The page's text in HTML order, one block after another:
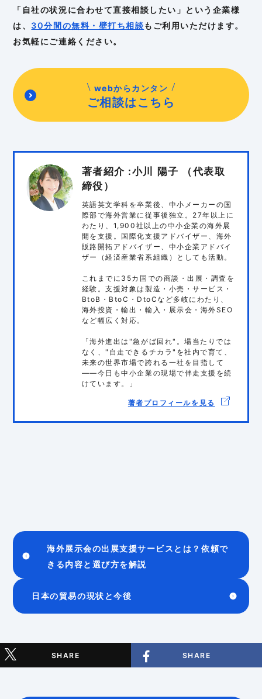
「自社の状況に合わせて直接相談したい」という企業様
は、 30分間の無料・壁打ち相談もご利用いただけます。
お気軽にご連絡ください。
webからカンタン
ご相談はこちら
著者紹介 :小川 陽子 （代表取
締役）
英語英文学科を卒業後、中小メーカーの国
際部で海外営業に従事後独立。27年以上に
わたり、1,900社以上の中小企業の海外展
開を支援。国際化支援アドバイザー、海外
販路開拓アドバイザー、中小企業アドバイ
ザー（経済産業省系組織）としても活動。
これまでに35カ国での商談・出展・調査を
経験。支援対象は製造・小売・サービス・
BtoB・BtoC・DtoCなど多岐にわたり、
海外投資・輸出・輸入・展示会・海外SEO
など幅広く対応。
「海外進出は"急がば回れ"。場当たりでは
なく、"自走できるチカラ"を社内で育て、
未来の世界市場で誇れる一社を目指して
——今日も中小企業の現場で伴走支援を続
けています。」
著者プロフィールを見る
海外展示会の出展支援サービスとは？依頼で
きる内容と選び方を解説
日本の貿易の現状と今後
SHARE SHARE